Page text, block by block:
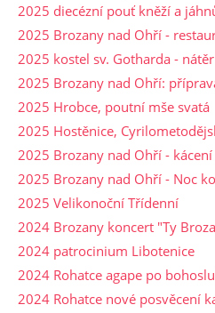
2025 diecézní pouť kněží a
2025 Brozany nad Ohří -
2025 kostel sv. Gotharda -
2025 Brozany nad Ohří:
2025 Hrobce, poutní mše svatá
2025 Hostěnice,
2025 Brozany nad Ohří -
2025 Brozany nad Ohří - Noc
2025 Velikonoční Třídenní
2024 Brozany koncert "Ty
2024 patrocinium Libotenice
2024 Rohatce agape po
2024 Rohatce nové posvěcení